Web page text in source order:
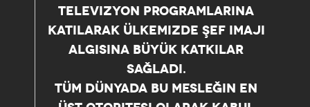
TELEVIZYON PROGRAMLARINA
KATILARAK ÜLKEMIZDE ŞEF IMAJI
ALGISINA BÜYÜK KATKILAR
SAĞLADI.
TÜM DÜNYADA BU MESLEĞIN EN